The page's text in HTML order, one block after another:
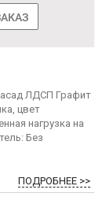
ЛДСП Графит
цвет
нагрузка на
Без
ПОДРОБНЕЕ >>